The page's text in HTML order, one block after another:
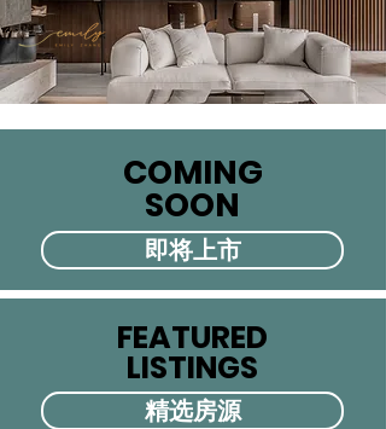
COMING
SOON
COMING
SOON
即将上市
FEATURED
LISTINGS
FEATURED
LISTINGS
精选房源